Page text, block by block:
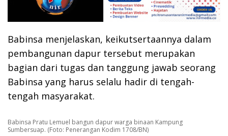
Babinsa menjelaskan, keikutsertaannya dalam
pembangunan dapur tersebut merupakan
bagian dari tugas dan tanggung jawab seorang
Babinsa yang harus selalu hadir di tengah-
tengah masyarakat.
Babinsa Pratu Lemuel bangun dapur warga binaan Kampung
Sumbersuap. (Foto: Penerangan Kodim 1708/BN)